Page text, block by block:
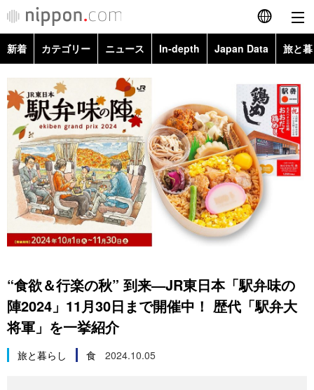
English
简体字
繁體字
Français
Español
العربية
カテゴリー
政治・外交
経済・ビジネス
社会
文化
ニュース
トップ
In-depth
旅と暮らし
動画/Live
新着 カテゴリー ニュース In-depth Japan Data 旅と
政治・外交
経済・ビジネス
国際・海外
社会
文化
暮らし
スポーツ・東京2020
Topics
Images
People
東京
“食欲＆行楽の秋” 到来―JR東日本「駅弁味の
陣2024」11月30日まで開催中！ 歴代「駅弁大
将軍」を一挙紹介
旅と暮らし 食 2024.10.05